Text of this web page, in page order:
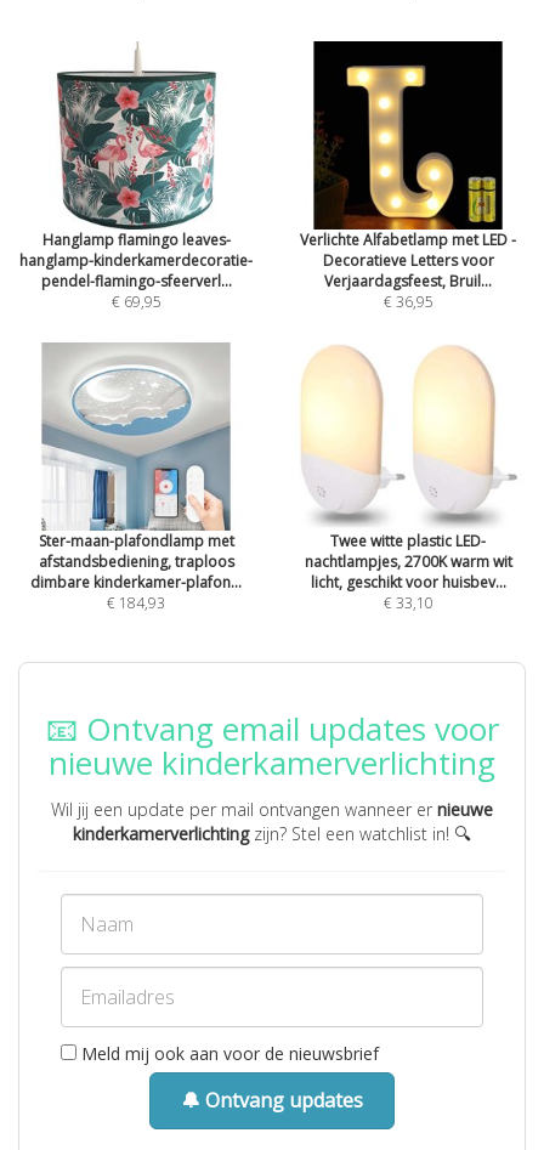
Hanglamp flamingo leaves-
hanglamp-kinderkamerdecoratie-
pendel-flamingo-sfeerverl...
€ 69,95
Verlichte Alfabetlamp met LED -
Decoratieve Letters voor
Verjaardagsfeest, Bruil...
€ 36,95
Ster-maan-plafondlamp met
afstandsbediening, traploos
dimbare kinderkamer-plafon...
€ 184,93
Twee witte plastic LED-
nachtlampjes, 2700K warm wit
licht, geschikt voor huisbev...
€ 33,10
📧 Ontvang email updates voor
nieuwe kinderkamerverlichting
Wil jij een update per mail ontvangen wanneer er nieuwe
kinderkamerverlichtingzijn? Stel een watchlist in! 🔍
Meld mij ook aan voor de nieuwsbrief
🔔 Ontvang updates